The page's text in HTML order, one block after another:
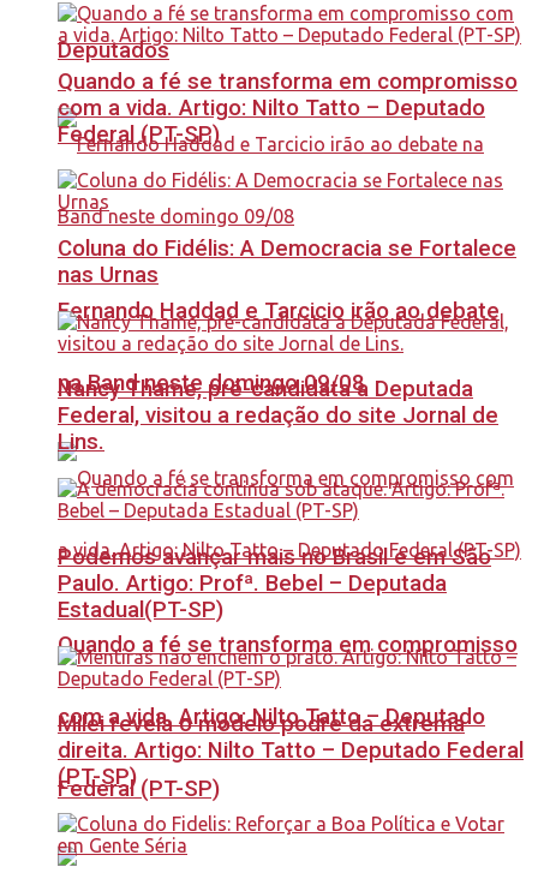
Deputados
Fernando Haddad e Tarcicio irão ao debate
na Band neste domingo 09/08
Quando a fé se transforma em compromisso
com a vida. Artigo: Nilto Tatto – Deputado
Federal (PT-SP)
Quando a fé se transforma em compromisso
com a vida. Artigo: Nilto Tatto – Deputado
Federal (PT-SP)
Coluna do Fidélis: A Democracia se Fortalece
nas Urnas
Nancy Thame, pré-candidata a Deputada
Federal, visitou a redação do site Jornal de
Lins.
Podemos avançar mais no Brasil e em São
Paulo. Artigo: Profª. Bebel – Deputada
Estadual(PT-SP)
Milei revela o modelo podre da extrema
direita. Artigo: Nilto Tatto – Deputado Federal
(PT-SP)